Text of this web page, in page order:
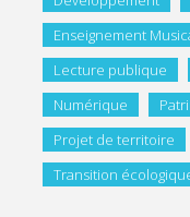
Enseignement
Lecture publique
Numérique
Projet de territoire
Transition